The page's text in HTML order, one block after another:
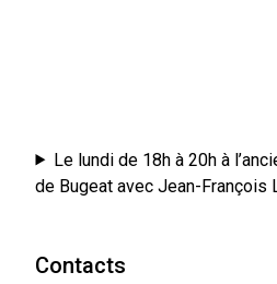
Le lundi de 18h à 20h à
de Bugeat avec Jean-François
Contacts